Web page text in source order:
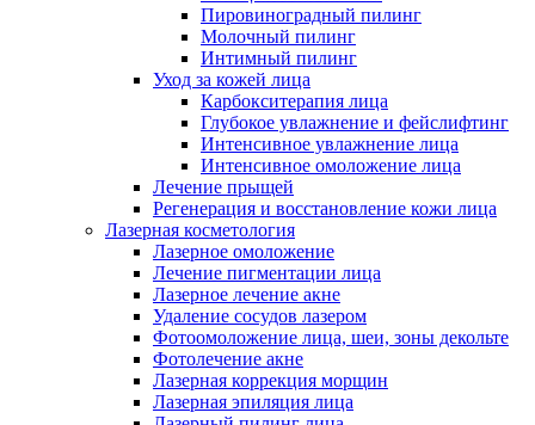
Пировиноградный пилинг
Молочный пилинг
Интимный пилинг
Уход за кожей лица
Карбокситерапия лица
Глубокое увлажнение и фейслифтинг
Интенсивное увлажнение лица
Интенсивное омоложение лица
Лечение прыщей
Регенерация и восстановление кожи лица
Лазерная косметология
Лазерное омоложение
Лечение пигментации лица
Лазерное лечение акне
Удаление сосудов лазером
Фотоомоложение лица, шеи, зоны декольте
Фотолечение акне
Лазерная коррекция морщин
Лазерная эпиляция лица